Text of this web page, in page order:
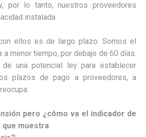
por lo tanto, nuestros proveedores
instalada.
ellos es de largo plazo. Somos el
a menor tiempo, por debajo de 60 días.
de una potencial ley para establecer
plazos de pago a proveedores, a
pero ¿cómo va el indicador de
que muestra